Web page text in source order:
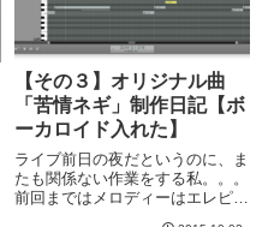
【その３】オリジナル曲
「苦情ネギ」制作日記【ボ
ーカロイド入れた】
ライブ前日の夜だというのに、ま
たも関係ない作業をする私。。。
前回まではメロディーはエレピで